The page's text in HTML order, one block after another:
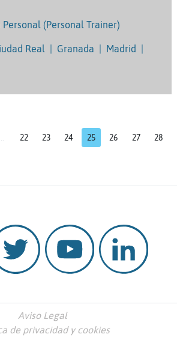
(Personal Trainer)
Real Granada Madrid
22 23 24 25 26 27 28
Aviso Legal
de privacidad y cookies